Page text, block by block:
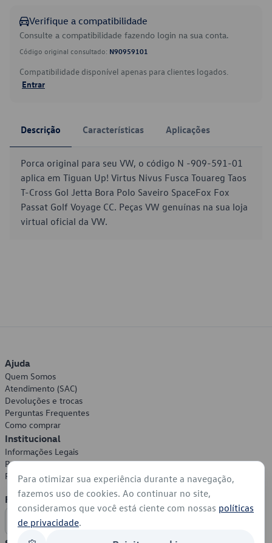
Verifique a compatibilidade
Consulte a compatibilidade fazendo login na sua conta.
Código original consultado: N90959101
Compatibilidade disponível apenas para clientes logados.
Entrar
Descrição Características Aplicações
Porca original para seu VW, o código N -909-591-01
aplica em Tiguan Up! Virtus Nivus Fusca Touareg Taos
T-Cross Gol Jetta Bora Polo Saveiro SpaceFox Fox
Passat Golf Voyage CC. Peças VW genuínas na sua loja
virtual oficial da VW.
Ajuda
Quem Somos
Atendimento (SAC)
Devoluções e trocas
Perguntas Frequentes
Como comprar
Institucional
Informações Legais
Política de Privacidade
Política de Cookies
Formas de Pagamento
Para otimizar sua experiência durante a navegação,
fazemos uso de cookies. Ao continuar no site,
consideramos que você está ciente com nossas políticas
de privacidade.